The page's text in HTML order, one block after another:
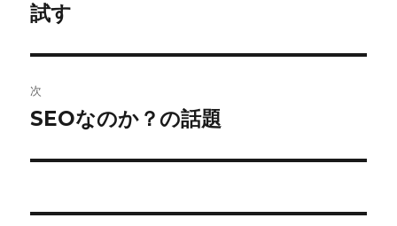
ナ
ビ
ゲ
ー
シ
の
稿:
試す
次
次
SEOなのか？の話題